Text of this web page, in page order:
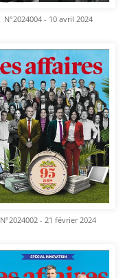
N°2024004 - 10 avril 2024
N°2024002 - 21 février 2024